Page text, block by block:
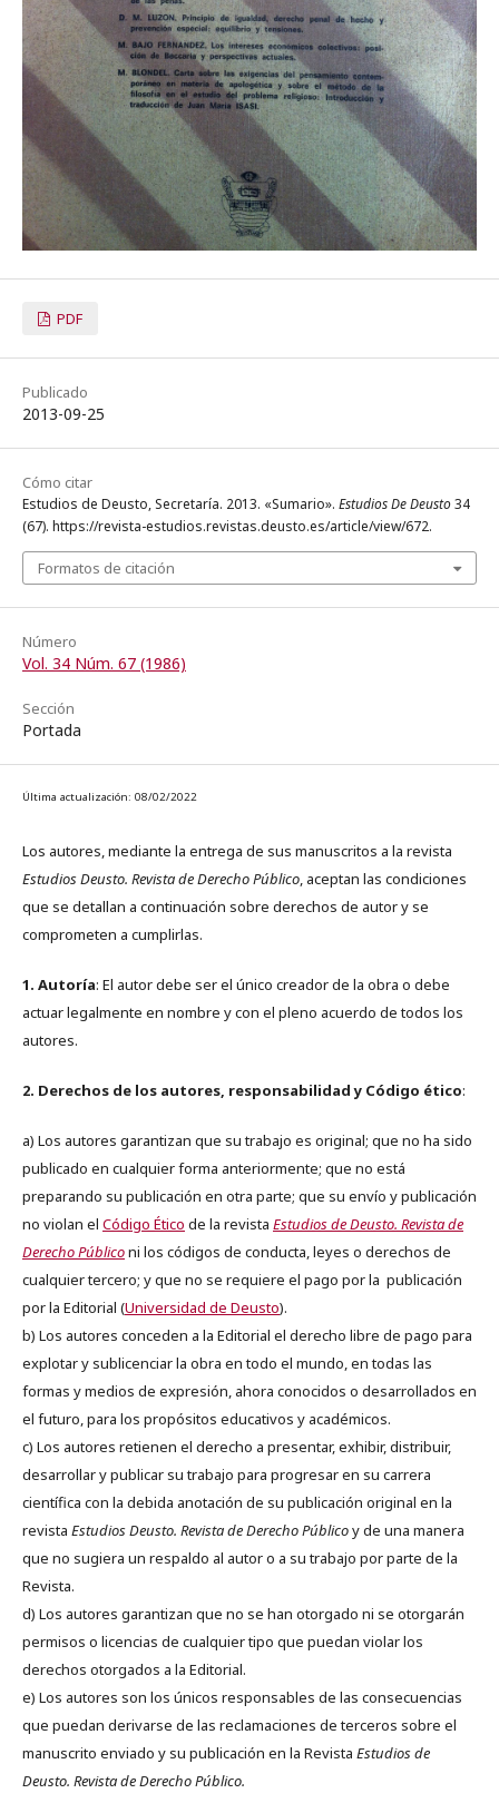
PDF
Publicado
2013-09-25
Cómo citar
Estudios de Deusto, Secretaría. 2013. «Sumario». Estudios De Deusto34
(67). https://revista-estudios.revistas.deusto.es/article/view/672.
Formatos de citación
Número
Vol. 34 Núm. 67 (1986)
Sección
Portada
Última actualización: 08/02/2022
Los autores, mediante la entrega de sus manuscritos a la revista
Estudios Deusto. Revista de Derecho Público, aceptan las condiciones
que se detallan a continuación sobre derechos de autor y se
comprometen a cumplirlas.
1. Autoría: El autor debe ser el único creador de la obra o debe
actuar legalmente en nombre y con el pleno acuerdo de todos los
autores.
2. Derechos de los autores, responsabilidad y Código ético:
a) Los autores garantizan que su trabajo es original; que no ha sido
publicado en cualquier forma anteriormente; que no está
preparando su publicación en otra parte; que su envío y publicación
no violan el Código Ético de la revista Estudios de Deusto. Revista de
Derecho Públiconi los códigos de conducta, leyes o derechos de
cualquier tercero; y que no se requiere el pago por la publicación
por la Editorial (Universidad de Deusto).
b) Los autores conceden a la Editorial el derecho libre de pago para
explotar y sublicenciar la obra en todo el mundo, en todas las
formas y medios de expresión, ahora conocidos o desarrollados en
el futuro, para los propósitos educativos y académicos.
c) Los autores retienen el derecho a presentar, exhibir, distribuir,
desarrollar y publicar su trabajo para progresar en su carrera
científica con la debida anotación de su publicación original en la
revista Estudios Deusto. Revista de Derecho Públicoy de una manera
que no sugiera un respaldo al autor o a su trabajo por parte de la
Revista.
d) Los autores garantizan que no se han otorgado ni se otorgarán
permisos o licencias de cualquier tipo que puedan violar los
derechos otorgados a la Editorial.
e) Los autores son los únicos responsables de las consecuencias
que puedan derivarse de las reclamaciones de terceros sobre el
manuscrito enviado y su publicación en la Revista Estudios de
Deusto. Revista de Derecho Público.